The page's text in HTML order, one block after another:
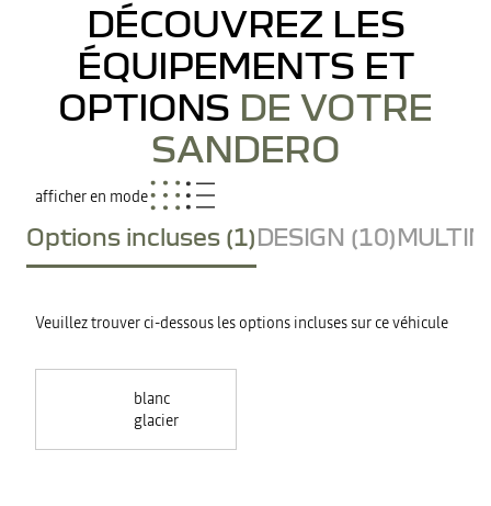
DÉCOUVREZ LES
ÉQUIPEMENTS ET
OPTIONS DE VOTRE
SANDERO
afficher en mode
Options incluses (1)DESIGN (10)
Veuillez trouver ci-dessous les options incluses sur ce véhicule
blanc
glacier